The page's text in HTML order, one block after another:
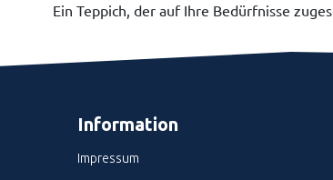
Ein Teppich, der auf Ihre Bedürfnisse
Information
Impressum